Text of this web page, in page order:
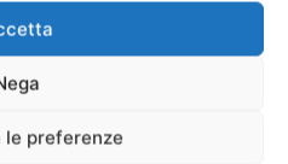
le preferenze
dei repellenti
agrumi o di
tenere lontani i
In alternativa, si